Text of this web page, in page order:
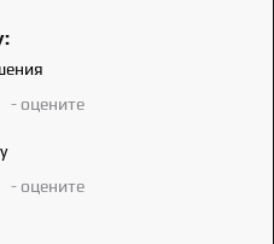
- оцените
- оцените